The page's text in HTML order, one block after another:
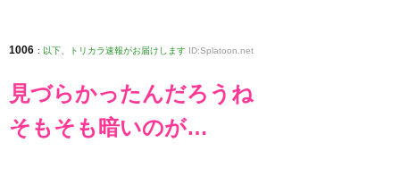
1006 : 以下、トリカラ速報がお届けします ID:Splatoon.net
見づらかったんだろうね
そもそも暗いのが…